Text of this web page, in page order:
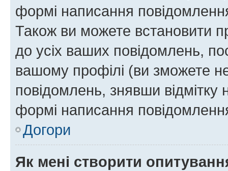
формі написання
Також ви можете встановити
до усіх ваших повідомлень,
вашому профілі (ви зможете
повідомлень, знявши відмітку
формі написання
Догори
Як мені створити